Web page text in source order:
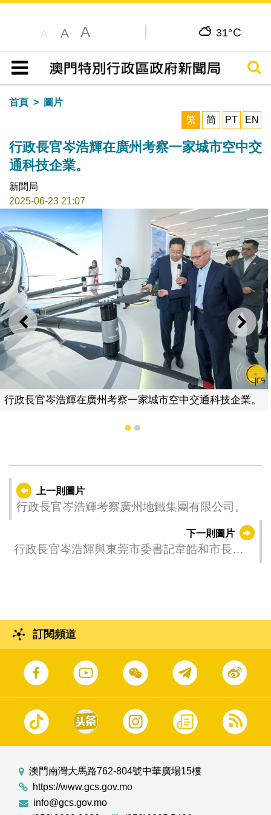
A A A 31°C
目錄
搜尋
首頁
圖片
繁
简 PT EN
行政長官岑浩輝在廣州考察一家城市空中交
通科技企業。
新聞局
2025-06-23 21:07
上一則 下一
行政長官岑浩輝在廣州考察一家城市空中交通科技企業。
1 2
上一則圖片
行政長官岑浩輝考察廣州地鐵集團有限公司。
下一則圖片
行政長官岑浩輝與東莞市委書記韋皓和市長呂
訂閱頻道
澳門南灣大馬路762-804號中華廣場15樓
https://www.gcs.gov.mo
info@gcs.gov.mo